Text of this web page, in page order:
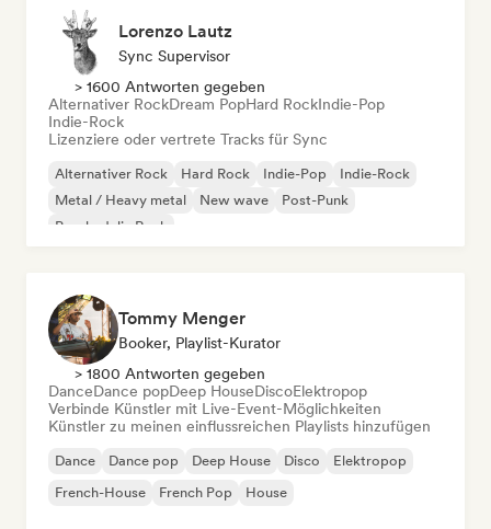
Lorenzo Lautz
Sync Supervisor
> 1600 Antworten gegeben
Alternativer RockDream PopHard RockIndie-Pop
Indie-Rock
Lizenziere oder vertrete Tracks für Sync
Alternativer Rock Hard Rock Indie-Pop
Indie-Rock
Metal / Heavy metal
New wave
Post-Punk
Psychedelic Rock
Tommy Menger
Booker, Playlist-Kurator
> 1800 Antworten gegeben
DanceDance popDeep HouseDiscoElektropop
Verbinde Künstler mit Live-Event-Möglichkeiten
Künstler zu meinen einflussreichen Playlists hinzufügen
Dance Dance pop Deep House Disco
Elektropop
French-House
French Pop House